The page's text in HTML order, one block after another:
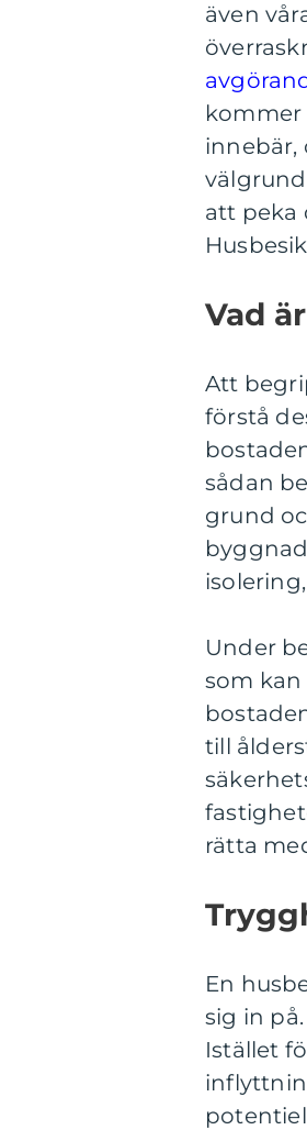
även
kommer
innebär,
att peka
Vad
Att
förstå
sådan
grund
Under
som kan
till
rätta
En
sig in
Istället